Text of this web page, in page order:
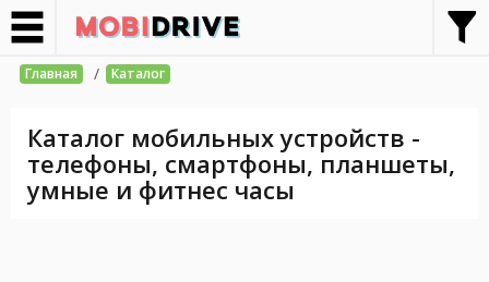
Главная / Каталог
Каталог мобильных устройств -
телефоны, смартфоны, планшеты,
умные и фитнес часы